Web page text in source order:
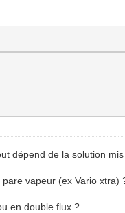
dépend de la solution
vapeur (ex Vario
en double flux ?